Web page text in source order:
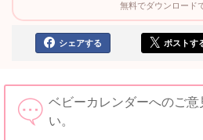
無料でダウンロード
シェアする ポストす
ベビーカレンダーへのご意
い。